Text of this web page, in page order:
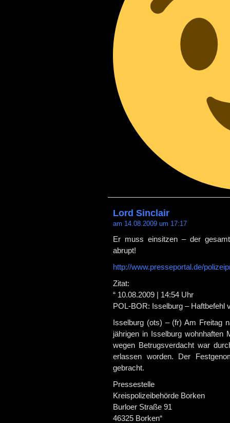
Lord Sinclair
am 14.08.2009 um 17:17
Er muss einsitzen – der
abrupt!
http://www.presseportal.de/
Zitat:
“ 10.08.2009 | 14:54 Uhr
POL-BOR: Isselburg – Haftbefehl
Isselburg (ots) – (fr) Am Freitag
jährigen in Isselburg wohnhaften
wegen Betrugsverdacht war
erlassen worden. Der
gebracht.
Pressestelle
Kreispolizeibehörde Borken
Burloer Straße 91
46325 Borken“